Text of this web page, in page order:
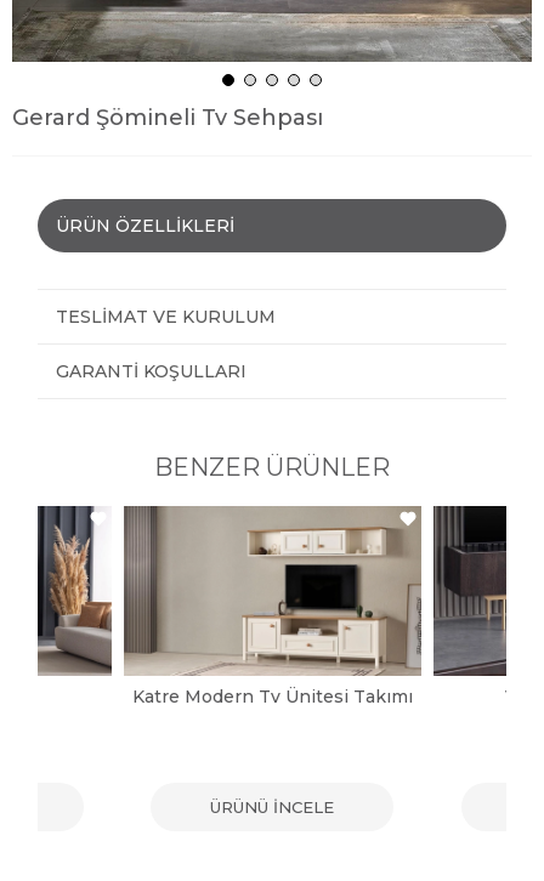
Gerard Şömineli Tv Sehpası
ÜRÜN ÖZELLIKLERI
TESLIMAT VE KURULUM
GARANTI KOŞULLARI
BENZER ÜRÜNLER
Katre Modern Tv Ünitesi Takımı
ÜRÜNÜ İNCELE